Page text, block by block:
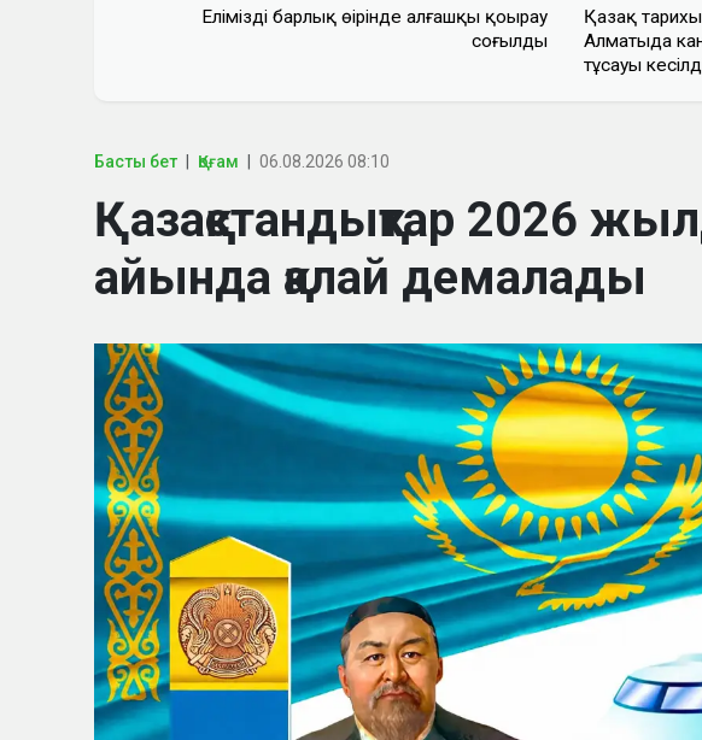
Еліміздің барлық өңірінде алғашқы қоңырау
соғылды
Қазақ
Алматыда
тұсауы
Басты бет Қоғам 06.08.2026 08:10
Қазақстандықтар 2026
айында қалай демалады